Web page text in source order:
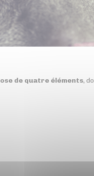
de quatre éléments,